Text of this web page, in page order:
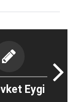
Eygi